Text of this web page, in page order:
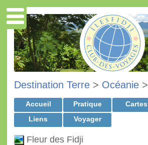
Destination Terre > Océanie >
Accueil Pratique Cartes
Liens
Voyager
Fleur des Fidji